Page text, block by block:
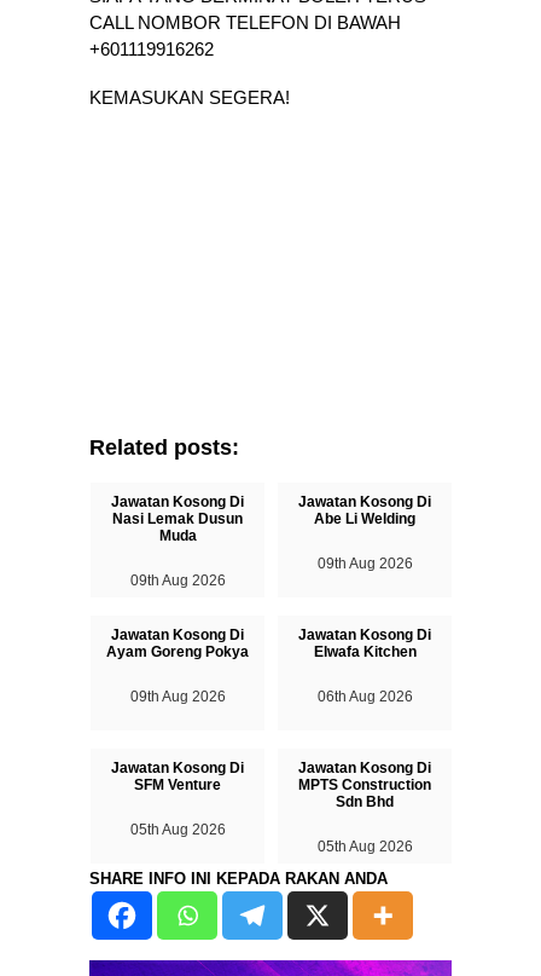
CALL NOMBOR TELEFON DI BAWAH
+601119916262
KEMASUKAN SEGERA!
Related posts:
Jawatan Kosong Di
Nasi Lemak Dusun
Muda
09th Aug 2026
Jawatan Kosong Di
Abe Li Welding
09th Aug 2026
Jawatan Kosong Di
Ayam Goreng Pokya
09th Aug 2026
Jawatan Kosong Di
Elwafa Kitchen
06th Aug 2026
Jawatan Kosong Di
SFM Venture
05th Aug 2026
Jawatan Kosong Di
MPTS Construction
Sdn Bhd
05th Aug 2026
SHARE INFO INI KEPADA RAKAN ANDA